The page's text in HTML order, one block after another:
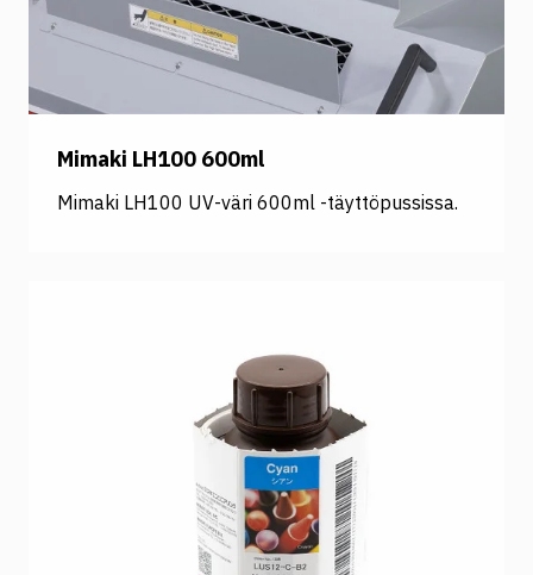
Mimaki LH100 600ml
Mimaki LH100 UV-väri 600ml -täyttöpussissa.